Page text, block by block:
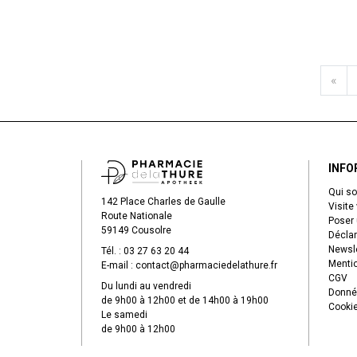
«
142 Place Charles de Gaulle
Route Nationale
59149 Cousolre
Tél. : 03 27 63 20 44
E-mail : contact@pharmaciedelathure.fr
Du lundi au vendredi
de 9h00 à 12h00 et de 14h00 à 19h00
Le samedi
de 9h00 à 12h00
Qui
Visite
CGV